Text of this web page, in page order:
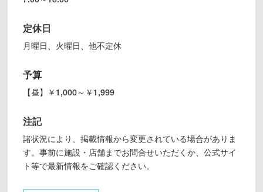
定休日
月曜日、火曜日、他不定休
予算
【昼】￥1,000～￥1,999
注記
諸状況により、掲載情報から変更されている場合がありま
す。事前に施設・店舗までお問合せいただくか、公式サイ
ト等で最新情報をご確認ください。